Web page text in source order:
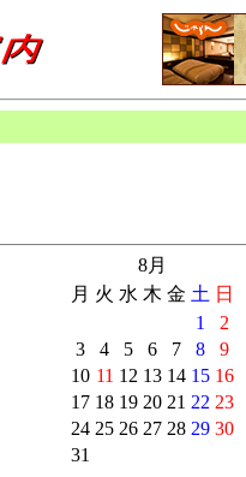
8月
月 火 水 木 金 土 日
1
2
3
4 5 6 7 8
9
10 11 12 13 14 15 16
17 18 19 20 21 22 23
24 25 26 27 28 29 30
31